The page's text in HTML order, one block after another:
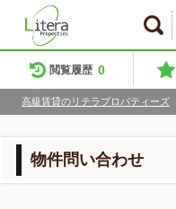
閲覧履歴 0
高級賃貸のリテラプロパティーズ
物件問い合わせ